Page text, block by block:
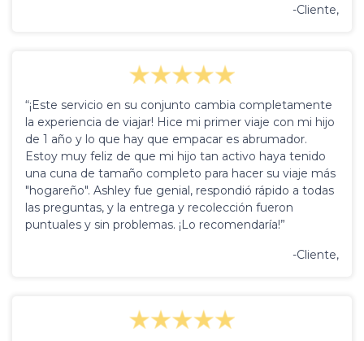
-Cliente,
“¡Este servicio en su conjunto cambia completamente
la experiencia de viajar! Hice mi primer viaje con mi hijo
de 1 año y lo que hay que empacar es abrumador.
Estoy muy feliz de que mi hijo tan activo haya tenido
una cuna de tamaño completo para hacer su viaje más
"hogareño". Ashley fue genial, respondió rápido a todas
las preguntas, y la entrega y recolección fueron
puntuales y sin problemas. ¡Lo recomendaría!”
-Cliente,